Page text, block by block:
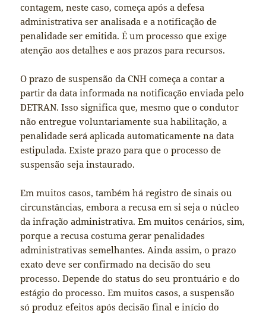
contagem, neste caso, começa após a defesa
administrativa ser analisada e a notificação de
penalidade ser emitida. É um processo que exige
atenção aos detalhes e aos prazos para recursos.
O prazo de suspensão da CNH começa a contar a
partir da data informada na notificação enviada pelo
DETRAN. Isso significa que, mesmo que o condutor
não entregue voluntariamente sua habilitação, a
penalidade será aplicada automaticamente na data
estipulada. Existe prazo para que o processo de
suspensão seja instaurado.
Em muitos casos, também há registro de sinais ou
circunstâncias, embora a recusa em si seja o núcleo
da infração administrativa. Em muitos cenários, sim,
porque a recusa costuma gerar penalidades
administrativas semelhantes. Ainda assim, o prazo
exato deve ser confirmado na decisão do seu
processo. Depende do status do seu prontuário e do
estágio do processo. Em muitos casos, a suspensão
só produz efeitos após decisão final e início do